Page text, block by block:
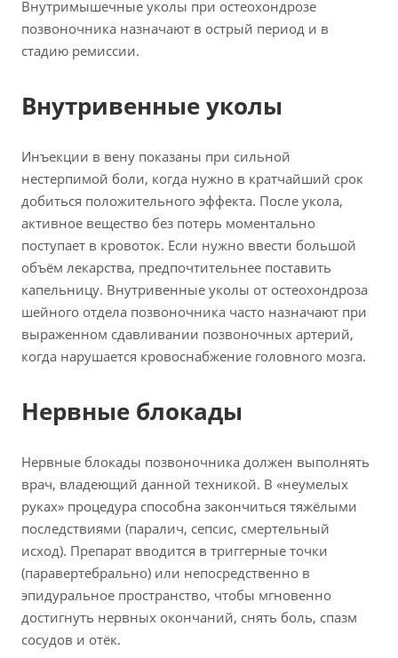
Внутримышечные уколы при остеохондрозе
позвоночника назначают в острый период и в
стадию ремиссии.
Внутривенные уколы
Инъекции в вену показаны при сильной
нестерпимой боли, когда нужно в кратчайший срок
добиться положительного эффекта. После укола,
активное вещество без потерь моментально
поступает в кровоток. Если нужно ввести большой
объём лекарства, предпочтительнее поставить
капельницу. Внутривенные уколы от остеохондроза
шейного отдела позвоночника часто назначают при
выраженном сдавливании позвоночных артерий,
когда нарушается кровоснабжение головного мозга.
Нервные блокады
Нервные блокады позвоночника должен выполнять
врач, владеющий данной техникой. В «неумелых
руках» процедура способна закончиться тяжёлыми
последствиями (паралич, сепсис, смертельный
исход). Препарат вводится в триггерные точки
(паравертебрально) или непосредственно в
эпидуральное пространство, чтобы мгновенно
достигнуть нервных окончаний, снять боль, спазм
сосудов и отёк.